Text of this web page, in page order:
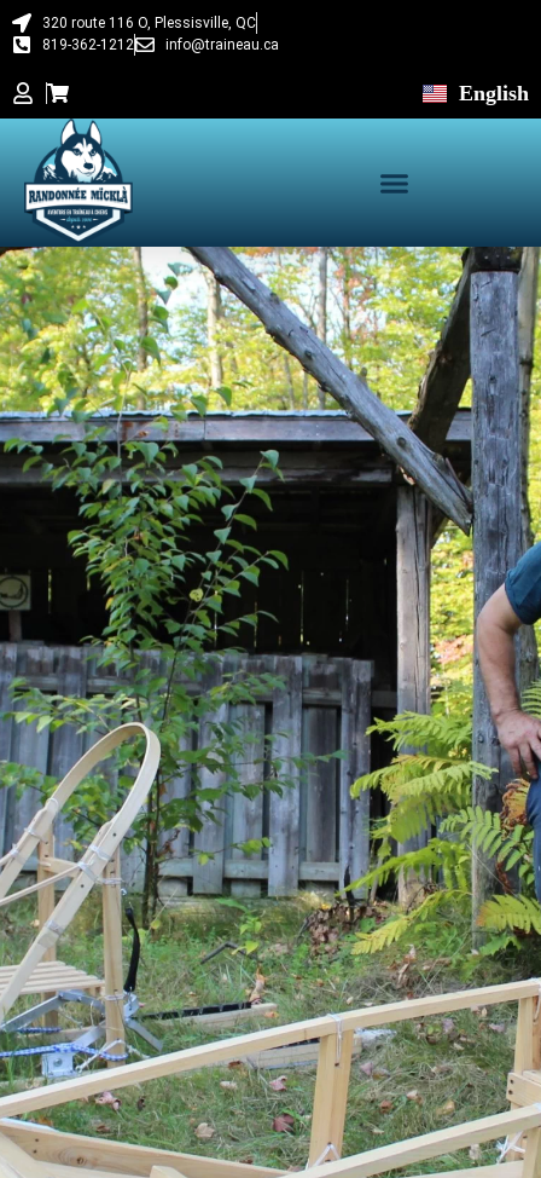
320 route 116 O, Plessisville, QC
819-362-1212
info@traineau.ca
English